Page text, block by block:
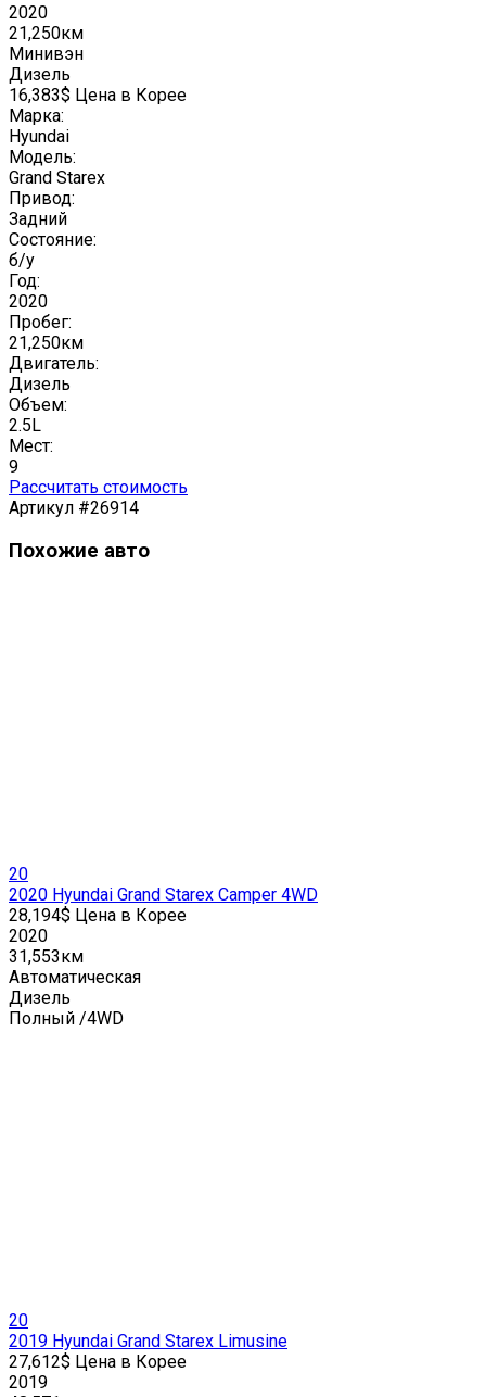
2020
21,250км
Минивэн
Дизель
16,383$ Цена в Корее
Марка:
Hyundai
Модель:
Grand Starex
Привод:
Задний
Состояние:
б/у
Год:
2020
Пробег:
21,250км
Двигатель:
Дизель
Объем:
2.5L
Мест:
9
Рассчитать стоимость
Артикул #26914
Похожие авто
20
2020 Hyundai Grand Starex Camper 4WD
28,194$ Цена в Корее
2020
31,553км
Автоматическая
Дизель
Полный /4WD
20
2019 Hyundai Grand Starex Limusine
27,612$ Цена в Корее
2019